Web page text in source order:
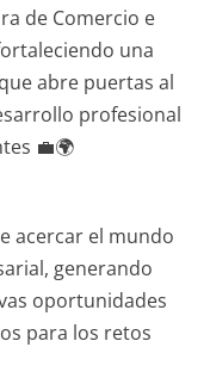
de Comercio e
una
abre puertas al
profesional
💼🌍
acercar el mundo
generando
oportunidades
para los retos